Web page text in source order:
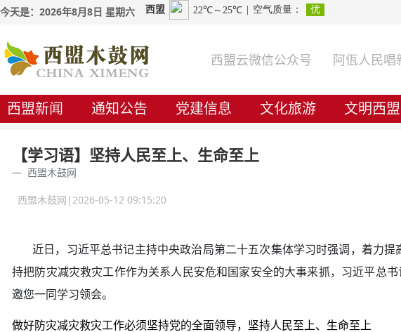
今天是：2026年8月8日 星期六
西盟云微信公众号 阿佤人民唱
西盟新闻 通知公告 党建信息 文化旅游 文明西盟
【学习语】坚持人民至上、生命至上
西盟木鼓网
西盟木鼓网|2026-05-12 09:15:20
近日，习近平总书记主持中央政治局第二十五次集体学习时强调，着力提
持把防灾减灾救灾工作作为关系人民安危和国家安全的大事来抓，习近平总
邀您一同学习领会。
做好防灾减灾救灾工作必须坚持党的全面领导，坚持人民至上、生命至上